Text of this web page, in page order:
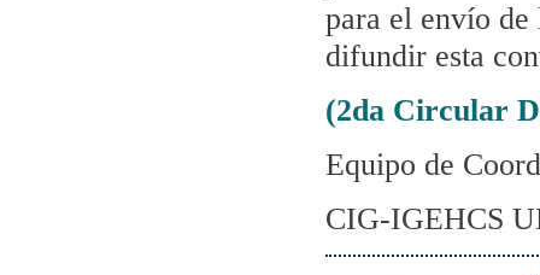
para el envío de
difundir esta
(2da Circular
Equipo de
CIG-IGEHCS